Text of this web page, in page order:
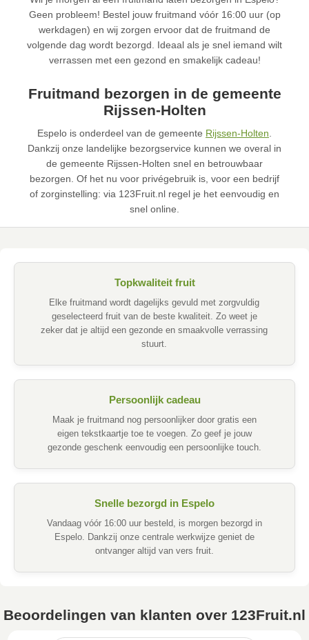
Geen probleem! Bestel jouw fruitmand vóór 16:00 uur (op
werkdagen) en wij zorgen ervoor dat de fruitmand de
volgende dag wordt bezorgd. Ideaal als je snel iemand wilt
verrassen met een gezond en smakelijk cadeau!
Fruitmand bezorgen in de gemeente
Rijssen-Holten
Espelo is onderdeel van de gemeente Rijssen-Holten.
Dankzij onze landelijke bezorgservice kunnen we overal in
de gemeente Rijssen-Holten snel en betrouwbaar
bezorgen. Of het nu voor privégebruik is, voor een bedrijf
of zorginstelling: via 123Fruit.nl regel je het eenvoudig en
snel online.
Topkwaliteit fruit
Elke fruitmand wordt dagelijks gevuld met zorgvuldig
geselecteerd fruit van de beste kwaliteit. Zo weet je
zeker dat je altijd een gezonde en smaakvolle verrassing
stuurt.
Persoonlijk cadeau
Maak je fruitmand nog persoonlijker door gratis een
eigen tekstkaartje toe te voegen. Zo geef je jouw
gezonde geschenk eenvoudig een persoonlijke touch.
Snelle bezorgd in Espelo
Vandaag vóór 16:00 uur besteld, is morgen bezorgd in
Espelo. Dankzij onze centrale werkwijze geniet de
ontvanger altijd van vers fruit.
Beoordelingen van klanten over 123Fruit.nl